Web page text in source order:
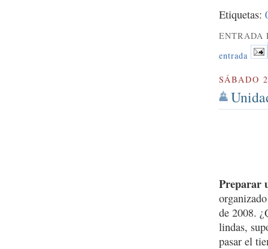
Etiquetas:
ENTRADA
entrada
SÁBADO
Preparar
de 2008.
lindas,
pasar el